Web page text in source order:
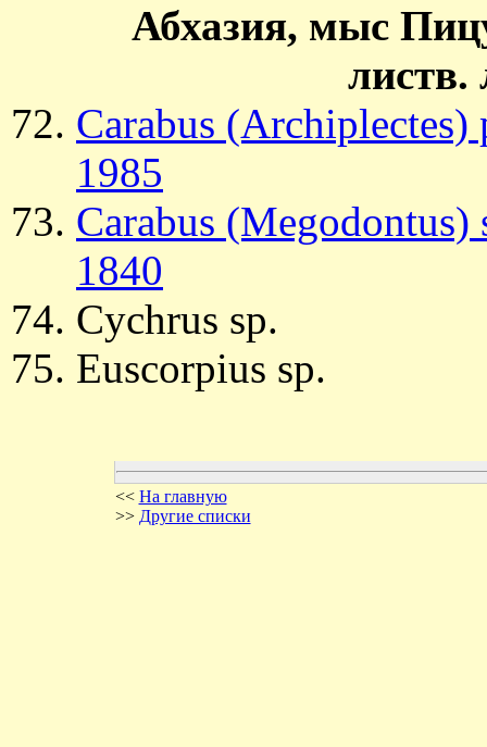
Абхазия, мыс
листв.
Carabus
1985
Carabus
1840
Cychrus sp.
Euscorpius sp.
<< На главную
>> Другие списки